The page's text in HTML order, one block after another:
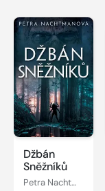
Džbán
Sněžníků
Petra Nachtmanová